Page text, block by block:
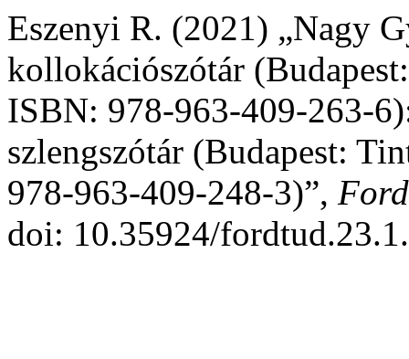
Eszenyi R. (2021) „Nagy
kollokációszótár
ISBN: 978-963-409-263-
szlengszótár (Budapest:
978-963-409-248-3)”,
doi: 10.35924/